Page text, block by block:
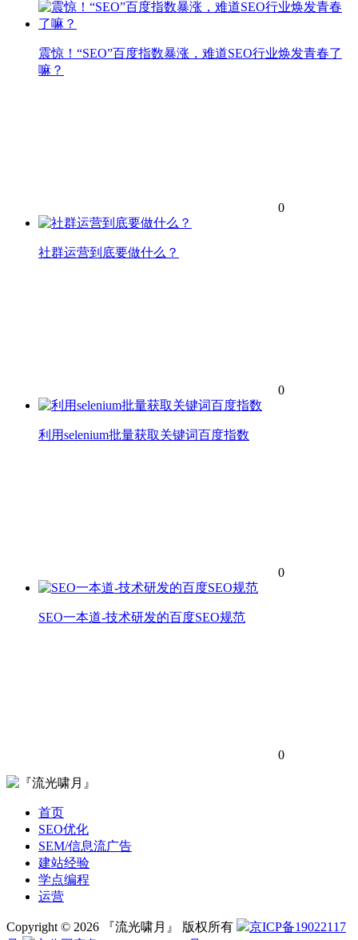
震惊！“SEO”百度指数暴涨，难道SEO行业焕发青春了
嘛？
0
社群运营到底要做什么？
0
利用selenium批量获取关键词百度指数
0
SEO一本道-技术研发的百度SEO规范
0
首页
SEO优化
SEM/信息流广告
建站经验
学点编程
运营
Copyright © 2026 『流光啸月』 版权所有
京ICP备19022117